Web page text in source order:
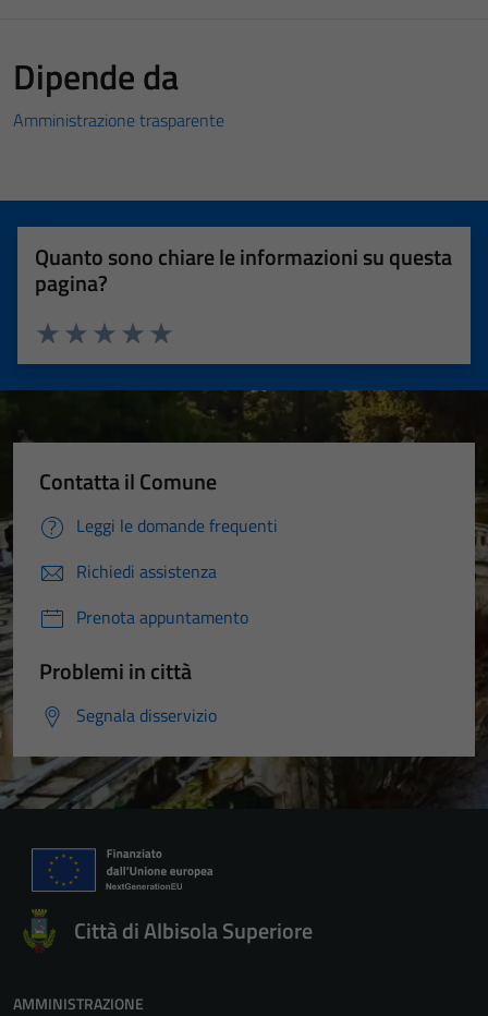
Dipende da
Amministrazione trasparente
Quanto sono chiare le informazioni su questa
pagina?
Valuta 5 stelle su 5
Valuta 4 stelle su 5
Valuta 3 stelle su 5
Valuta 2 stelle su 5
Valuta 1 stelle su 5
Contatta il Comune
Leggi le domande frequenti
Richiedi assistenza
Prenota appuntamento
Problemi in città
Segnala disservizio
Città di Albisola Superiore
AMMINISTRAZIONE